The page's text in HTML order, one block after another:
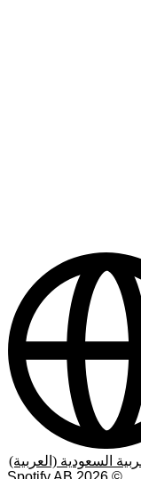
السعودية (العربية)